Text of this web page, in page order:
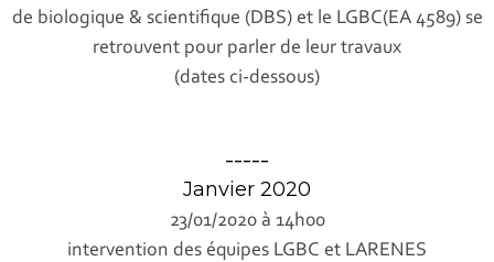
de biologique & scientifique (DBS) et le LGBC(EA 4589) se
retrouvent pour parler de leur travaux
(dates ci-dessous)
-----
Janvier 2020
23/01/2020 à 14h00
intervention des équipes LGBC et LARENES